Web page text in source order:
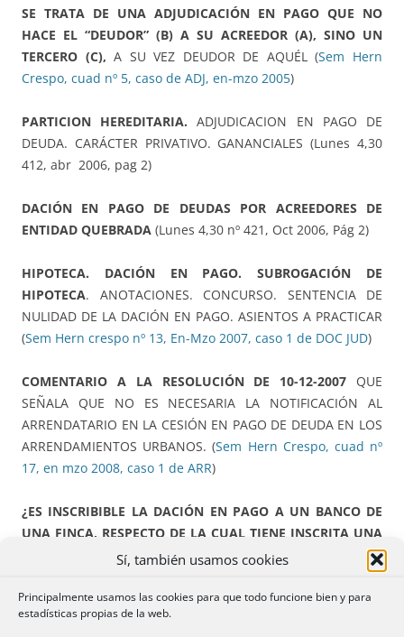
Sí, también usamos cookies
Principalmente usamos las cookies para que todo funcione bien y para
estadísticas propias de la web.
SE TRATA DE UNA ADJUDICACIÓN EN PAGO QUE NO
HACE EL “DEUDOR” (B) A SU ACREEDOR (A), SINO UN
TERCERO (C), A SU VEZ DEUDOR DE AQUÉL (Sem Hern
Crespo, cuad nº 5, caso de ADJ, en-mzo 2005)
PARTICION HEREDITARIA. ADJUDICACION EN PAGO DE
DEUDA. CARÁCTER PRIVATIVO. GANANCIALES (Lunes 4,30
412, abr 2006, pag 2)
DACIÓN EN PAGO DE DEUDAS POR ACREEDORES DE
ENTIDAD QUEBRADA (Lunes 4,30 nº 421, Oct 2006, Pág 2)
HIPOTECA. DACIÓN EN PAGO. SUBROGACIÓN DE
HIPOTECA. ANOTACIONES. CONCURSO. SENTENCIA DE
NULIDAD DE LA DACIÓN EN PAGO. ASIENTOS A PRACTICAR
(Sem Hern crespo nº 13, En-Mzo 2007, caso 1 de DOC JUD)
COMENTARIO A LA RESOLUCIÓN DE 10-12-2007 QUE
SEÑALA QUE NO ES NECESARIA LA NOTIFICACIÓN AL
ARRENDATARIO EN LA CESIÓN EN PAGO DE DEUDA EN LOS
ARRENDAMIENTOS URBANOS. (Sem Hern Crespo, cuad nº
17, en mzo 2008, caso 1 de ARR)
¿ES INSCRIBIBLE LA DACIÓN EN PAGO A UN BANCO DE
UNA FINCA, RESPECTO DE LA CUAL TIENE INSCRITA UNA
, QUE TODAVÍA NO HA DEJADO DE PAGARSE Y
POR UNA CANTIDAD IGUAL AL PRÉSTAMO PENDIENTE DE
VENCIMIENTO? (Sem Hern Crespo, cuad nº 17, en mzo
2008, caso de DAC/BCNR 147, pág 1600, caso 8